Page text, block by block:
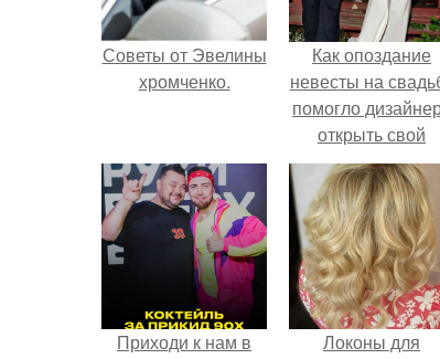
Советы от Эвелины
хромченко.
Как опоздание
невесты на
помогло
открыть свой
бренд.
Приходи к нам в
Локоны для